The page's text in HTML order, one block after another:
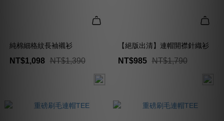
純棉細格紋長袖襯衫
NT$1,098 NT$1,390
【絕版出清】連帽開襟針織衫
NT$985 NT$1,790